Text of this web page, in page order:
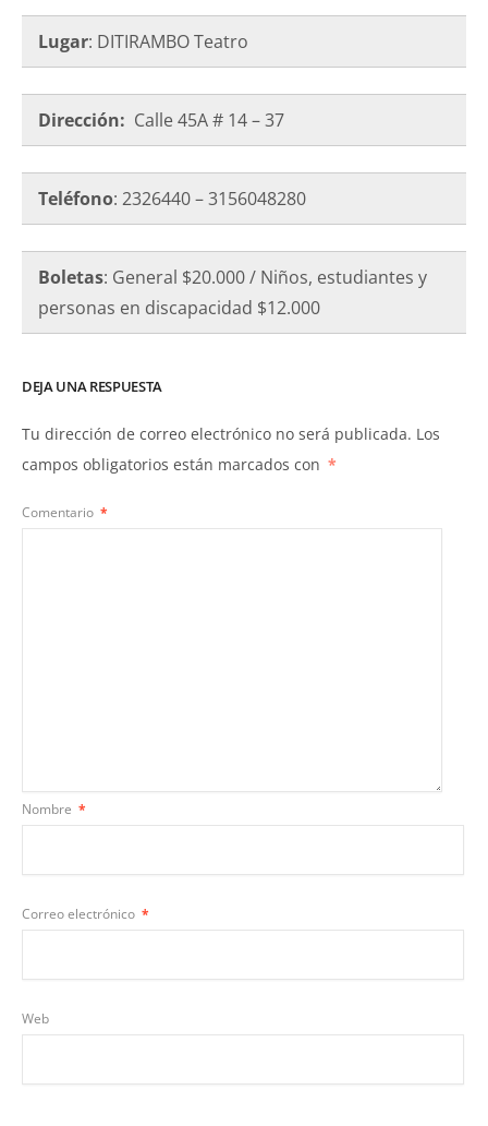
Lugar: DITIRAMBO Teatro
Dirección: Calle 45A # 14 – 37
Teléfono: 2326440 – 3156048280
Boletas: General $20.000 / Niños, estudiantes y
personas en discapacidad $12.000
DEJA UNA RESPUESTA
Tu dirección de correo electrónico no será publicada. Los
campos obligatorios están marcados con *
Comentario *
Nombre *
Correo electrónico *
Web